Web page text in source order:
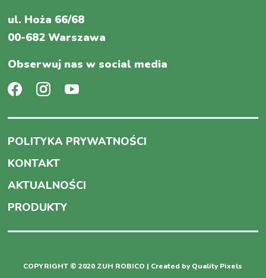
ul. Hoża 66/68
00-682 Warszawa
Obserwuj nas w social media
POLITYKA PRYWATNOŚCI
KONTAKT
AKTUALNOŚCI
PRODUKTY
COPYRIGHT © 2020 ZUH ROBICO | Created by Quality Pixels